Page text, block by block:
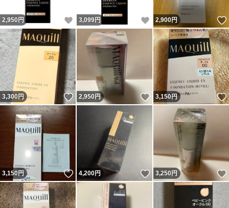
2,950 円 いいね！
3,099円 いいね！
2,900円
3,300 円 いいね！
2,950円 いいね！
3,150円
3,150円 いいね！
4,200円 いいね！
3,250円